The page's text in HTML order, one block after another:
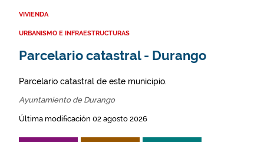
VIVIENDA
URBANISMO E INFRAESTRUCTURAS
Parcelario catastral - Durango
Parcelario catastral de este municipio.
Ayuntamiento de Durango
Última modificación 02 agosto 2026